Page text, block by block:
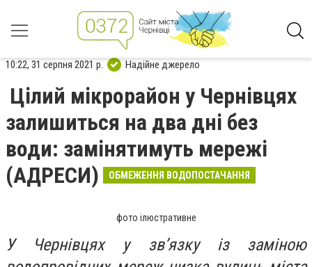
10:22, 31 серпня 2021 р. Надійне джерело
Цілий мікрорайон у Чернівцях
залишиться на два дні без
води: замінятимуть мережі
(АДРЕСИ)
ОБМЕЖЕННЯ ВОДОПОСТАЧАННЯ
фото ілюстративне
У Чернівцях у зв’язку із заміною